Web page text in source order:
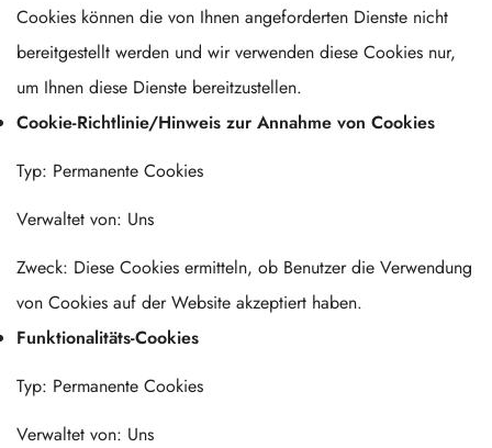
Cookies können die von Ihnen angeforderten Dienste nicht
bereitgestellt werden und wir verwenden diese Cookies nur,
um Ihnen diese Dienste bereitzustellen.
Cookie-Richtlinie/Hinweis zur Annahme von Cookies
Typ: Permanente Cookies
Verwaltet von: Uns
Zweck: Diese Cookies ermitteln, ob Benutzer die Verwendung
von Cookies auf der Website akzeptiert haben.
Funktionalitäts-Cookies
Typ: Permanente Cookies
Verwaltet von: Uns